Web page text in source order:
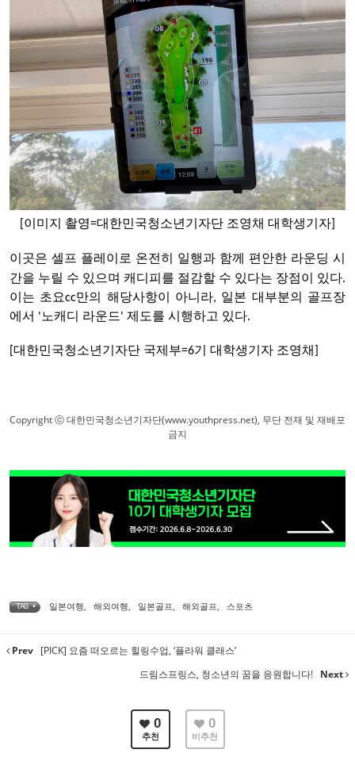
[이미지 촬영=대한민국청소년기자단 조영채 대학생기자]
이곳은 셀프 플레이로 온전히 일행과 함께 편안한 라운딩 시
간을 누릴 수 있으며 캐디피를 절감할 수 있다는 장점이 있다.
이는 초요cc만의 해당사항이 아니라, 일본 대부분의 골프장
에서 '노캐디 라운드' 제도를 시행하고 있다.
대한민국청소년기자단 국제부=6기 대학생기자 조영채
Copyright ⓒ 대한민국청소년기자단(www.youthpress.net), 무단 전재 및 재배포
금지
TAG • 일본여행, 해외여행, 일본골프, 해외골프, 스포츠
Prev [PICK] 요즘 떠오르는 힐링수업, ‘플라워 클래스’
드림스프링스, 청소년의 꿈을 응원합니다! Next
0
추천
0
비추천